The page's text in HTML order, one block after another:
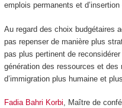
emplois permanents et d’insertion
Au regard des choix budgétaires
pas repenser de manière plus
pas plus pertinent de
génération des ressources et des
d’immigration plus humaine et
Fadia Bahri Korbi, Maître de